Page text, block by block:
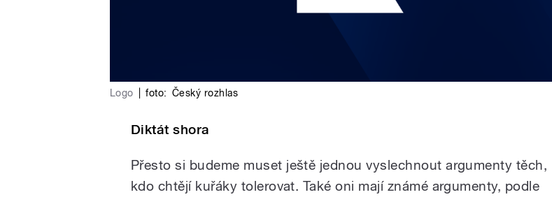
Logo foto: Český rozhlas
Diktát shora
Přesto si budeme muset ještě jednou vyslechnout argumenty těch,
kdo chtějí kuřáky tolerovat. Také oni mají známé argumenty, podle